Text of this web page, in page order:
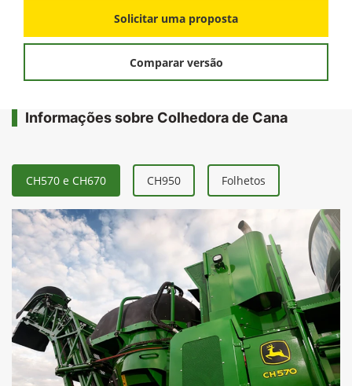
Solicitar uma proposta
Comparar versão
Informações sobre Colhedora de Cana
CH570 e CH670 CH950 Folhetos